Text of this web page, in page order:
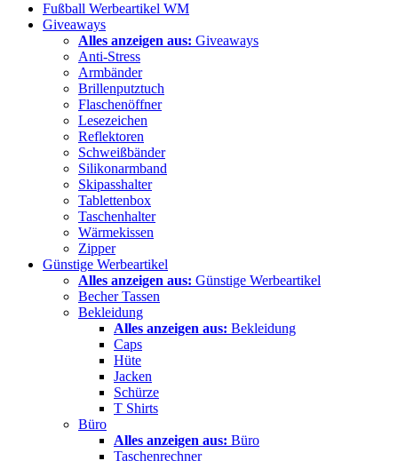
Fußball Werbeartikel WM
Giveaways
Alles anzeigen aus: Giveaways
Anti-Stress
Armbänder
Brillenputztuch
Flaschenöffner
Lesezeichen
Reflektoren
Schweißbänder
Silikonarmband
Skipasshalter
Tablettenbox
Taschenhalter
Wärmekissen
Zipper
Günstige Werbeartikel
Alles anzeigen aus: Günstige Werbeartikel
Becher Tassen
Bekleidung
Alles anzeigen aus: Bekleidung
Caps
Hüte
Jacken
Schürze
T Shirts
Büro
Alles anzeigen aus: Büro
Taschenrechner